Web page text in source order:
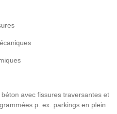
avec fissures traversantes et
p. ex. parkings en plein